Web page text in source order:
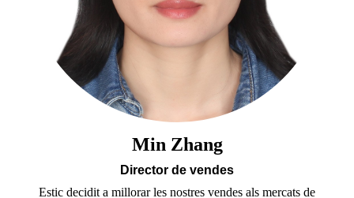
Min Zhang
Director de vendes
Estic decidit a millorar les nostres vendes als mercats de